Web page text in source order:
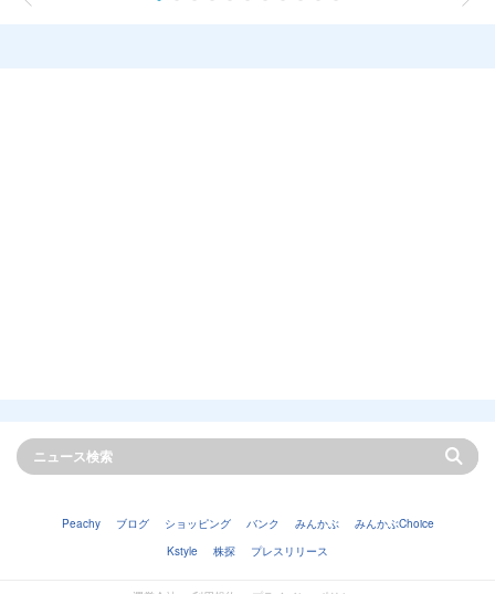
Peachy ブログ ショッピング バンク みんかぶ
みんかぶChoice
Kstyle
株探 プレスリリース